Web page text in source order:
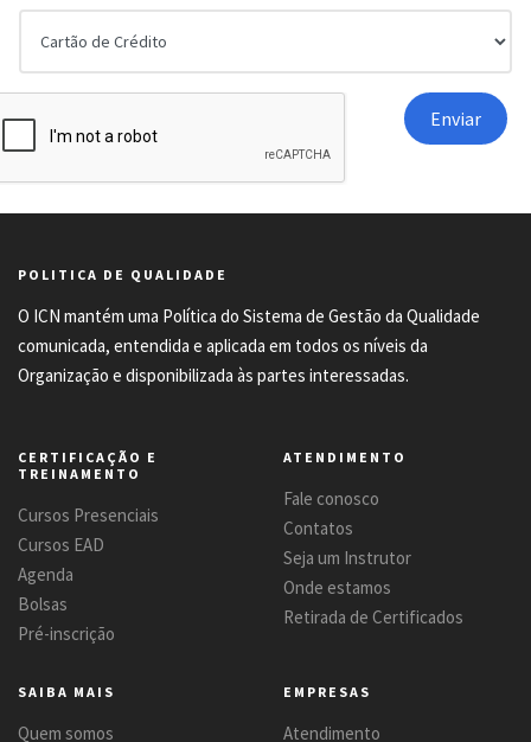
POLITICA DE QUALIDADE
O ICN mantém uma Política do Sistema de Gestão da Qualidade
comunicada, entendida e aplicada em todos os níveis da
Organização e disponibilizada às partes interessadas.
CERTIFICAÇÃO E
TREINAMENTO
Cursos Presenciais
Cursos EAD
Agenda
Bolsas
Pré-inscrição
ATENDIMENTO
Fale conosco
Contatos
Seja um Instrutor
Onde estamos
Retirada de Certificados
SAIBA MAIS
Quem somos
EMPRESAS
Atendimento